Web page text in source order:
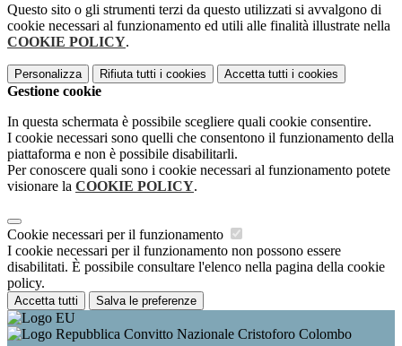
Questo sito o gli strumenti terzi da questo utilizzati si avvalgono di
cookie necessari al funzionamento ed utili alle finalità illustrate nella
COOKIE POLICY.
Personalizza Rifiuta tutti i cookies Accetta tutti i cookies
Gestione cookie
In questa schermata è possibile scegliere quali cookie consentire.
I cookie necessari sono quelli che consentono il funzionamento della
piattaforma e non è possibile disabilitarli.
Per conoscere quali sono i cookie necessari al funzionamento potete
visionare la COOKIE POLICY.
Cookie necessari per il funzionamento
I cookie necessari per il funzionamento non possono essere
disabilitati. È possibile consultare l'elenco nella pagina della cookie
policy.
Accetta tutti Salva le preferenze
Convitto Nazionale Cristoforo Colombo